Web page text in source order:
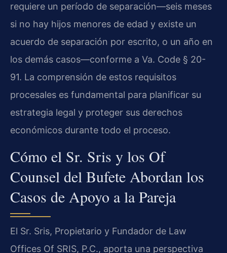
requiere un período de separación—seis meses
si no hay hijos menores de edad y existe un
acuerdo de separación por escrito, o un año en
los demás casos—conforme a Va. Code § 20-
91. La comprensión de estos requisitos
procesales es fundamental para planificar su
estrategia legal y proteger sus derechos
económicos durante todo el proceso.
Cómo el Sr. Sris y los Of
Counsel del Bufete Abordan los
Casos de Apoyo a la Pareja
El Sr. Sris, Propietario y Fundador de Law
Offices Of SRIS, P.C., aporta una perspectiva